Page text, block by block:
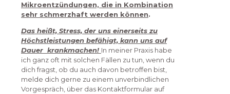
Mikroentzündungen, die in Kombination
sehr schmerzhaft werden können.
Das heißt, Stress, der uns einerseits zu
Höchstleistungen befähigt, kann uns auf
Dauer krankmachen! In meiner Praxis habe
ich ganz oft mit solchen Fällen zu tun, wenn du
dich fragst, ob du auch davon betroffen bist,
melde dich gerne zu einem unverbindlichen
Vorgespräch, über das Kontaktformular auf